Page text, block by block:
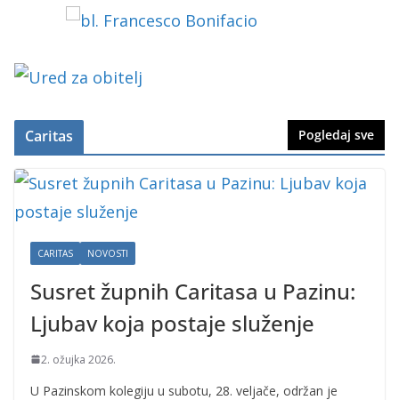
Caritas Pogledaj sve
CARITAS NOVOSTI
Susret župnih Caritasa u Pazinu:
Ljubav koja postaje služenje
2. ožujka 2026.
U Pazinskom kolegiju u subotu, 28. veljače, održan je